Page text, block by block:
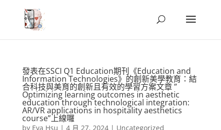
發表在SSCI Q1 Education期刊《Education and
Information Technologies》的創新美學教育：結
合科技與美育的創新且有效的學習方案文章 ”
Optimizing learning outcomes in aesthetic
education through technological integration:
AR/VR applications in hospitality aesthetics
course”上線囉
by Eva Hsu | 4 月 27, 2024| Uncategorized